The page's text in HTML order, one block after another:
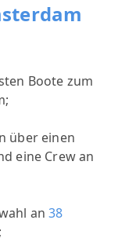
Boote zum
über einen
eine Crew an
an38